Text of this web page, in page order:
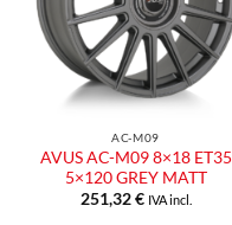
AC-M09
AVUS AC-M09 8×18 ET35
5×120 GREY MATT
251,32€ IVA incl.